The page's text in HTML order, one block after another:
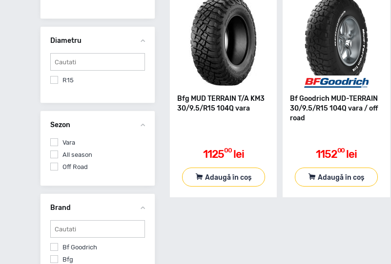
Bfg MUD TERRAIN T/A KM3
30/9.5/R15 104Q vara
112500 lei
Adaugă în coș
Bf Goodrich MUD-TERRAIN
30/9.5/R15 104Q vara / off
road
115200 lei
Adaugă în coș
Diametru
R15
Sezon
Vara
All season
Off Road
Brand
Bf Goodrich
Bfg